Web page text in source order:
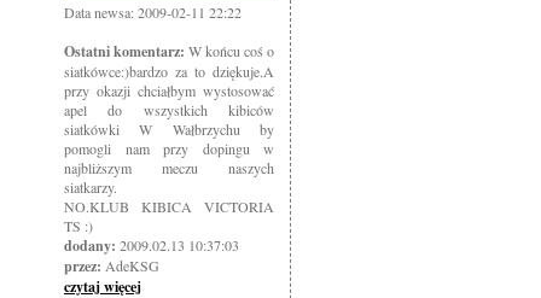
Data newsa: 2009-02-11 22:22
Ostatni komentarz: W końcu coś o
siatkówce:)bardzo za to dziękuje.A
przy okazji chciałbym wystosować
apel do wszystkich kibiców
siatkówki W Wałbrzychu by
pomogli nam przy dopingu w
najbliższym meczu naszych
siatkarzy.
NO.KLUB KIBICA VICTORIA
TS :)
dodany: 2009.02.13 10:37:03
przez: AdeKSG
czytaj więcej